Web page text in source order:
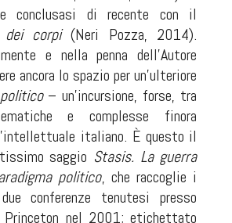
conclusasi di recente con il
dei corpi(Neri Pozza, 2014).
e nella penna dell’Autore
ancora lo spazio per un’ulteriore
politico– un’incursione, forse, tra
e complesse finora
italiano. È questo il
saggio Stasis. La guerra
politico, che raccoglie i
conferenze tenutesi presso
Princeton nel 2001; etichettato